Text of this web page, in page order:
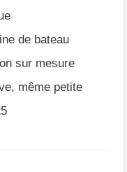
de bateau
sur mesure
même petite